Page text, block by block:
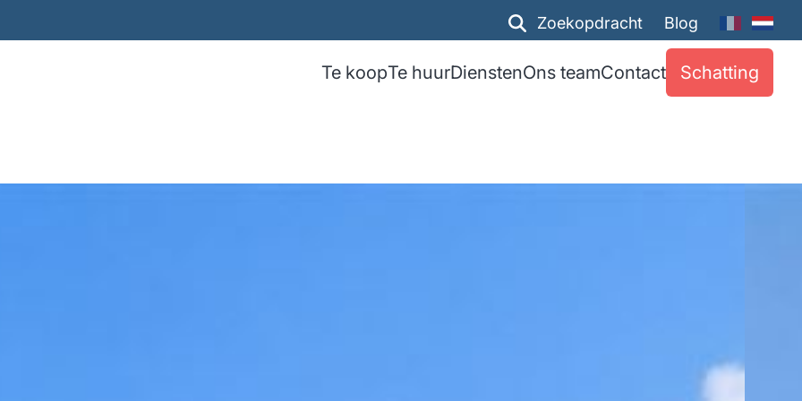
Zoekopdracht Blog
Te koopTe huurDienstenOns teamContact Schatting